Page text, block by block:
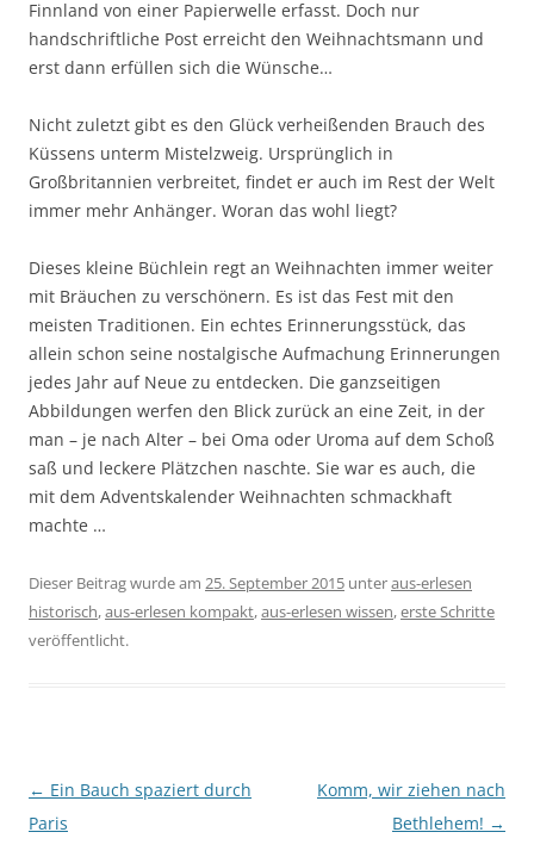
Finnland von einer Papierwelle erfasst. Doch nur
handschriftliche Post erreicht den Weihnachtsmann und
erst dann erfüllen sich die Wünsche…
Nicht zuletzt gibt es den Glück verheißenden Brauch des
Küssens unterm Mistelzweig. Ursprünglich in
Großbritannien verbreitet, findet er auch im Rest der Welt
immer mehr Anhänger. Woran das wohl liegt?
Dieses kleine Büchlein regt an Weihnachten immer weiter
mit Bräuchen zu verschönern. Es ist das Fest mit den
meisten Traditionen. Ein echtes Erinnerungsstück, das
allein schon seine nostalgische Aufmachung Erinnerungen
jedes Jahr auf Neue zu entdecken. Die ganzseitigen
Abbildungen werfen den Blick zurück an eine Zeit, in der
man – je nach Alter – bei Oma oder Uroma auf dem Schoß
saß und leckere Plätzchen naschte. Sie war es auch, die
mit dem Adventskalender Weihnachten schmackhaft
machte …
Dieser Beitrag wurde am 25. September 2015 unteraus-erlesen
historisch,aus-erlesen kompakt,aus-erlesen wissen,erste Schritte
veröffentlicht.
Beitragsnavigation
← Ein Bauch spaziert durch
Paris
Komm, wir ziehen nach
Bethlehem! →